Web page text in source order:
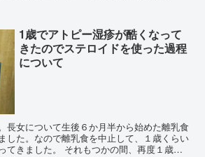
1歳でアトピー湿疹が酷くなって
きたのでステロイドを使った過程
について
長女について生後６か月半から始めた離乳食
した。なので離乳食を中止して、１歳くらい
てきました。 それもつかの間、再度１歳３